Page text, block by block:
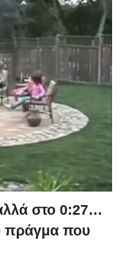
στο 0:27…
πράγμα που